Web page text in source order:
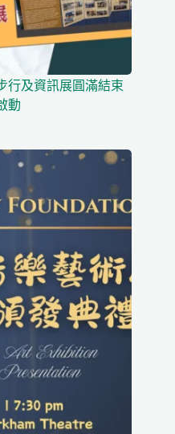
行及資訊展圓滿結束
動